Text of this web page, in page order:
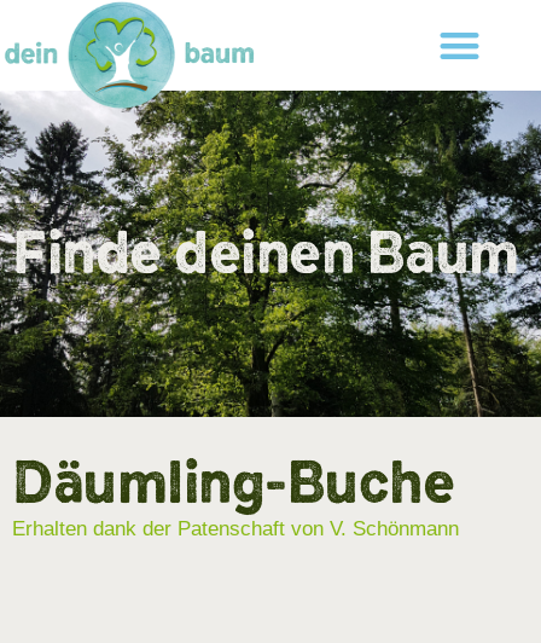
Finde deinen Baum
Däumling-Buche
Erhalten dank der Patenschaft von V. Schönmann